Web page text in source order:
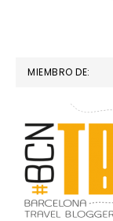
MIEMBRO DE: